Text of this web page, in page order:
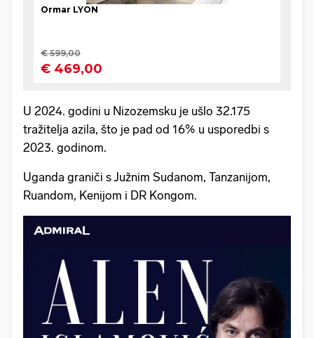
U 2024. godini u Nizozemsku je ušlo 32.175
tražitelja azila, što je pad od 16% u usporedbi s
2023. godinom.
Uganda graniči s Južnim Sudanom, Tanzanijom,
Ruandom, Kenijom i DR Kongom.